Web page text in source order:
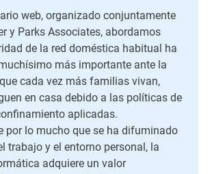
web, organizado conjuntamente
y Parks Associates, abordamos
de la red doméstica habitual ha
más importante ante la
cada vez más familias vivan,
en casa debido a las políticas de
aplicadas.
por lo mucho que se ha difuminado
trabajo y el entorno personal, la
adquiere un valor